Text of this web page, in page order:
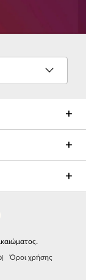
Όροι χρήσης